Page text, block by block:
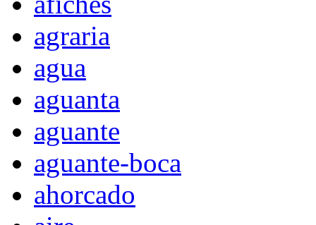
agraria
agua
aguanta
aguante
aguante-boca
ahorcado